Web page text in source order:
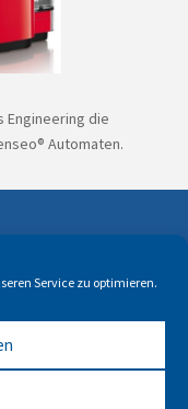
Service zu optimieren.
Engineering die
Automaten.
Engineering